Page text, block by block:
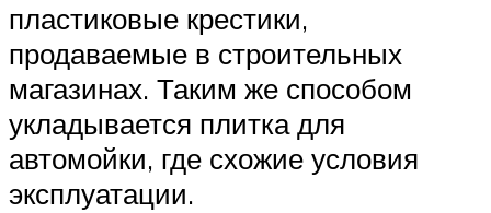
пластиковые крестики,
продаваемые в строительных
магазинах. Таким же способом
укладывается плитка для
автомойки, где схожие условия
эксплуатации.